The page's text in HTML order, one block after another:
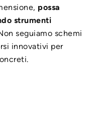
possa
strumenti
seguiamo schemi
innovativi per